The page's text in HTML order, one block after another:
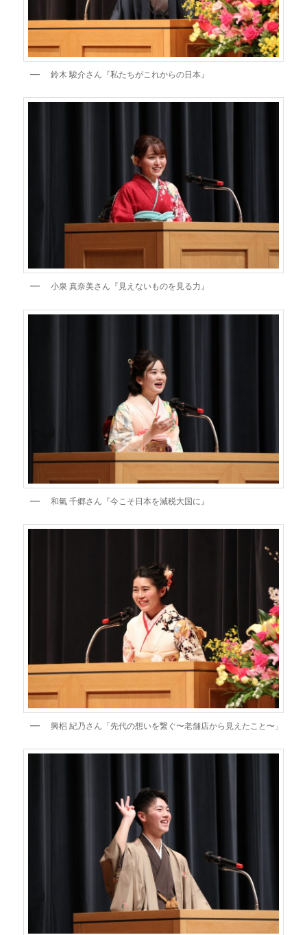
鈴木 駿介さん『私たちがこれからの日本』
小泉 真奈美さん『見えないものを見る力』
和氣 千郷さん『今こそ日本を減税大国に』
興梠 紀乃さん「先代の想いを繋ぐ〜老舗店から見えたこと〜」